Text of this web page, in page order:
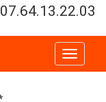
07.64.13.22.03
Toggle